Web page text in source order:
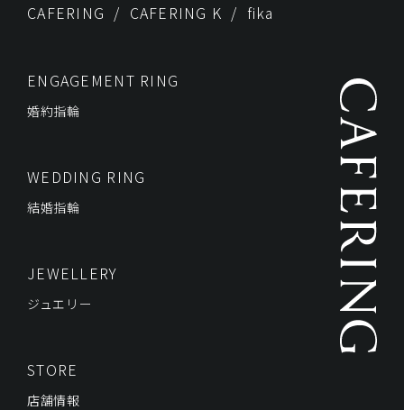
CAFERING
CAFERING K fika
ENGAGEMENT RING
婚約指輪
WEDDING RING
結婚指輪
JEWELLERY
ジュエリー
STORE
店舗情報